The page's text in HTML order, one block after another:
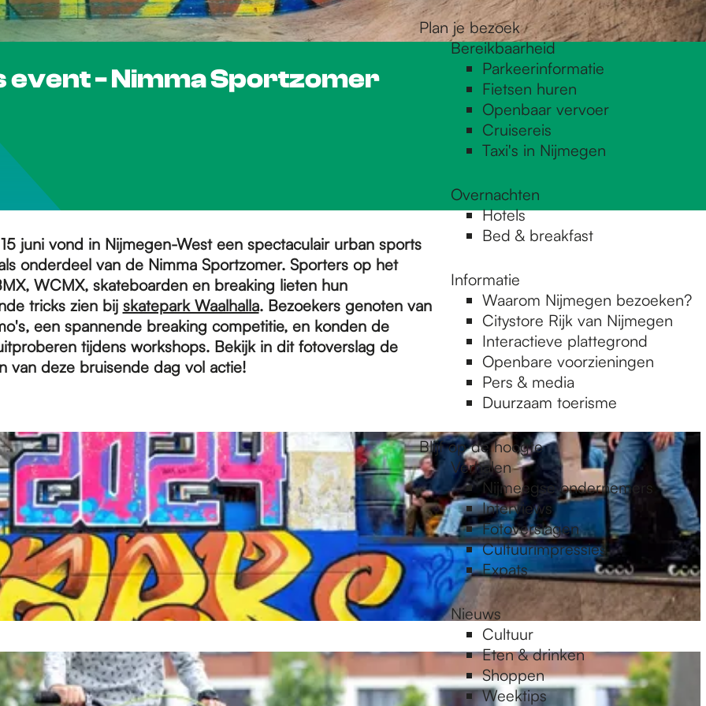
Plan je bezoek
Bereikbaarheid
Parkeerinformatie
Fietsen huren
Openbaar vervoer
Cruisereis
Taxi's in Nijmegen
Overnachten
Hotels
Bed & breakfast
Informatie
Waarom Nijmegen bezoeken?
Citystore Rijk van Nijmegen
Interactieve plattegrond
Openbare voorzieningen
Pers & media
Duurzaam toerisme
Blijf op de hoogte
Verhalen
Nijmeegse ondernemers
Interviews
Fotoverslagen
Cultuurimpressies
Expats
Nieuws
Cultuur
Eten & drinken
Shoppen
Weektips
- Nimma Sportzomer
juni vond in Nijmegen-West een spectaculair urban sports
onderdeel van de Nimma Sportzomer. Sporters op het
WCMX, skateboarden en breaking lieten hun
tricks zien bij skatepark Waalhalla. Bezoekers genoten van
een spannende breaking competitie, en konden de
tijdens workshops. Bekijk in dit fotoverslag de
van deze bruisende dag vol actie!